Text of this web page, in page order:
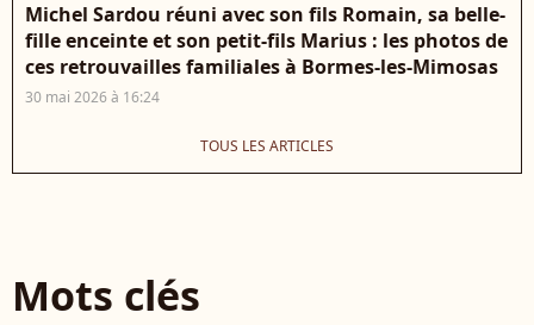
Michel Sardou réuni avec son fils Romain, sa belle-
fille enceinte et son petit-fils Marius : les photos de
ces retrouvailles familiales à Bormes-les-Mimosas
30 mai 2026 à 16:24
TOUS LES ARTICLES
Mots clés